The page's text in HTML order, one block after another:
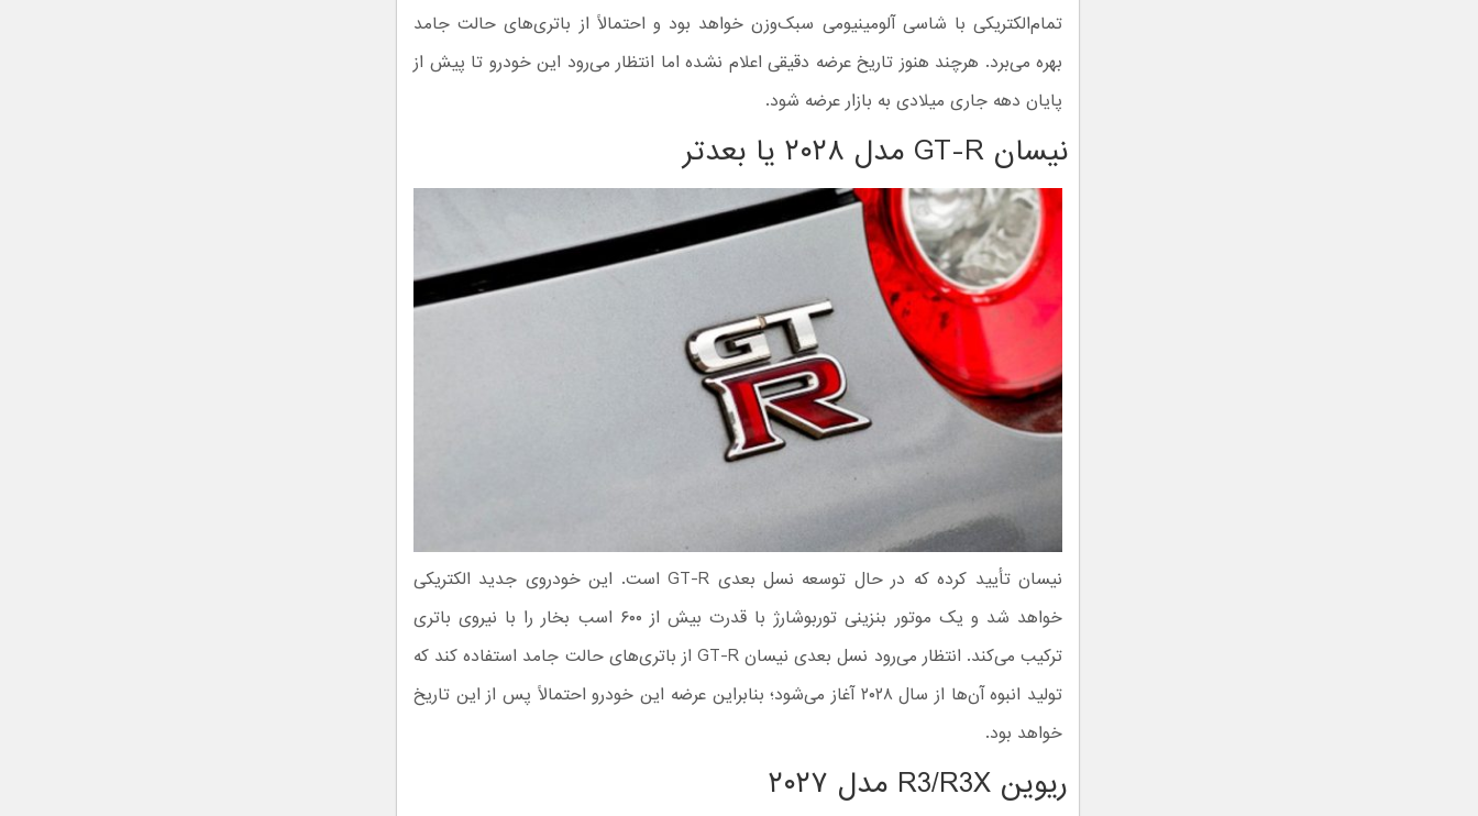
تمام‌الکتریکی با شاسی آلومینیومی سبک‌وزن خواهد بود و احتمالاً از باتری‌های حالت جامد
بهره می‌برد. هرچند هنوز تاریخ عرضه دقیقی اعلام نشده اما انتظار می‌رود این خودرو تا پیش از
پایان دهه جاری میلادی به بازار عرضه شود.
نیسان GT-R مدل ۲۰۲۸ یا بعدتر
نیسان تأیید کرده که در حال توسعه نسل بعدی GT-R است. این خودروی جدید الکتریکی
خواهد شد و یک موتور بنزینی توربوشارژ با قدرت بیش از ۶۰۰ اسب بخار را با نیروی باتری
ترکیب می‌کند. انتظار می‌رود نسل بعدی نیسان GT-R از باتری‌های حالت جامد استفاده کند که
تولید انبوه آن‌ها از سال ۲۰۲۸ آغاز می‌شود؛ بنابراین عرضه این خودرو احتمالاً پس از این تاریخ
خواهد بود.
ریوین R3/R3X مدل ۲۰۲۷